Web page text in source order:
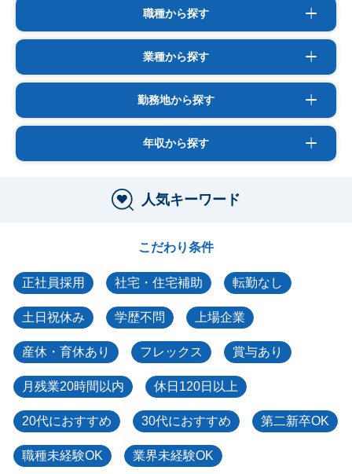
職種から探す
業種から探す
勤務地から探す
年収から探す
人気キーワード
こだわり条件
正社員採用 社宅・住宅補助 転勤なし
土日祝休み 学歴不問 上場企業
産休・育休あり フレックス 賞与あり
月残業20時間以内 休日120日以上
20代におすすめ 30代におすすめ 第二新卒OK
職種未経験OK 業界未経験OK